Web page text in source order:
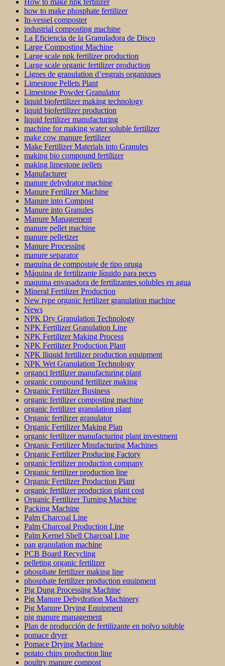
How to make npk fertilizer
how to make phosphate fertilizer
In-vessel composter
industrial composting machine
La Eficiencia de la Granuladora de Disco
Large Composting Machine
Large scale npk fertilizer production
Large scale organic fertilizer production
Lignes de granulation d’engrais organiques
Limestone Pellets Plant
Limestone Powder Granulator
liquid biofertilizer making technology
liquid biofertilizer production
liquid fertilizer manufacturing
machine for making water soluble fertilizer
make cow manure fertilizer
Make Fertilizer Materials into Granules
making bio compound fertilizer
making limestone pellets
Manufacturer
manure dehydrator machine
Manure Fertilizer Machine
Manure into Compost
Manure into Granules
Manure Management
manure pellet machine
manure pelletizer
Manure Processing
manure separator
maquina de compostaje de tipo oruga
Máquina de fertilizante líquido para peces
maquina envasadora de fertilizantes solubles en agua
Mineral Fertilizer Production
New type organic fertilizer granulation machine
News
NPK Dry Granulation Technology
NPK Fertilizer Granulation Line
NPK Fertilizer Making Process
NPK Fertilizer Production Plant
NPK lliquid fertilizer production equipment
NPK Wet Granulation Technology
organci fertilizer manufacturing plant
organic compound fertilizer making
Organic Fertilizer Business
organic fertilizer composting machine
organic fertilizer granulation plant
Organic fertilizer granulator
Organic Fertilizer Making Plan
organic fertilizer manufacturing plant investment
Organic Fertilizer Mnufacturing Machines
Organic Fertilizer Producing Factory
organic fertilizer production company
Organic fertilizer production line
Organic Fertilizer Production Plant
organic fertilizer production plant cost
Organic Fertilizer Turning Machine
Packing Machine
Palm Charcoal Line
Palm Charcoal Production Line
Palm Kernel Shell Charcoal Line
pan granulation machine
PCB Board Recycling
pelleting organic fertilizer
phosphate fertilizer making line
phosphate fertilizer production equipment
Pig Dung Processing Machine
Pig Manure Dehydration Machinery
Pig Manure Drying Equipment
pig manure management
Plan de producción de fertilizante en polvo soluble
pomace dryer
Pomace Drying Machine
potato chips production line
poultry manure compost